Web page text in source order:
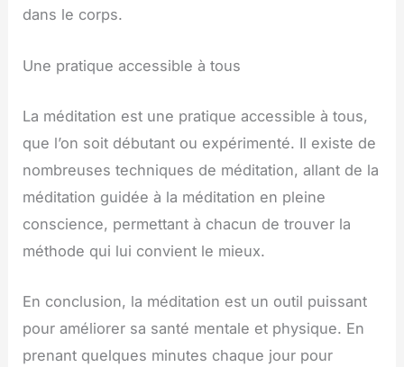
dans le corps.
Une pratique accessible à tous
La méditation est une pratique accessible à tous,
que l’on soit débutant ou expérimenté. Il existe de
nombreuses techniques de méditation, allant de la
méditation guidée à la méditation en pleine
conscience, permettant à chacun de trouver la
méthode qui lui convient le mieux.
En conclusion, la méditation est un outil puissant
pour améliorer sa santé mentale et physique. En
prenant quelques minutes chaque jour pour